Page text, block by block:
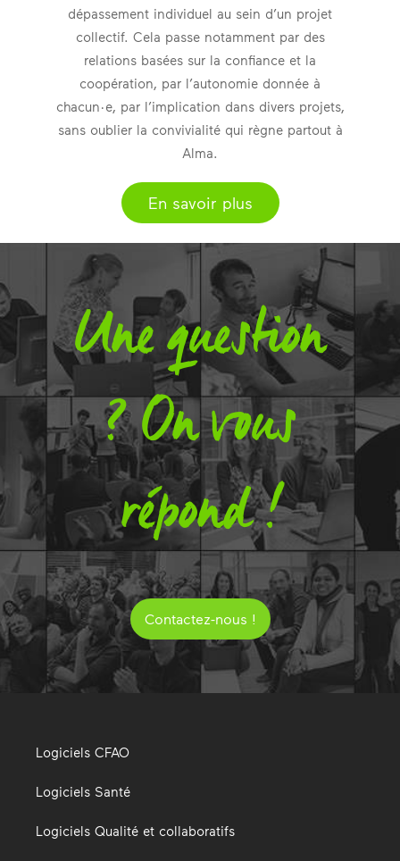
dépassement individuel au sein d’un projet
collectif. Cela passe notamment par des
relations basées sur la confiance et la
coopération, par l’autonomie donnée à
chacun·e, par l’implication dans divers projets,
sans oublier la convivialité qui règne partout à
Alma.
En savoir plus
Une question
? On vous
répond !
Contactez-nous !
Logiciels CFAO
Logiciels Santé
Logiciels Qualité et collaboratifs